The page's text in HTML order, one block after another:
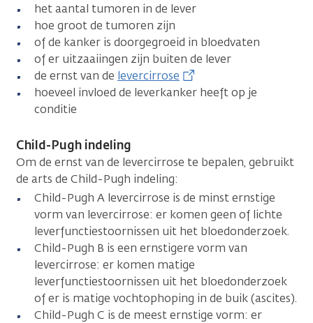
het aantal tumoren in de lever
hoe groot de tumoren zijn
of de kanker is doorgegroeid in bloedvaten
of er uitzaaiingen zijn buiten de lever
de ernst van de levercirrose
hoeveel invloed de leverkanker heeft op je
conditie
Child-Pugh indeling
Om de ernst van de levercirrose te bepalen, gebruikt
de arts de Child-Pugh indeling:
Child-Pugh A levercirrose is de minst ernstige
vorm van levercirrose: er komen geen of lichte
leverfunctiestoornissen uit het bloedonderzoek.
Child-Pugh B is een ernstigere vorm van
levercirrose: er komen matige
leverfunctiestoornissen uit het bloedonderzoek
of er is matige vochtophoping in de buik (ascites).
Child-Pugh C is de meest ernstige vorm: er